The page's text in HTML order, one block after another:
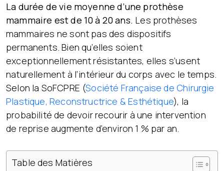
La durée de vie moyenne d’une prothèse
mammaire est de 10 à 20 ans. Les prothèses
mammaires ne sont pas des dispositifs
permanents. Bien qu’elles soient
exceptionnellement résistantes, elles s’usent
naturellement à l’intérieur du corps avec le temps.
Selon la SoFCPRE (Société Française de Chirurgie
Plastique, Reconstructrice & Esthétique), la
probabilité de devoir recourir à une intervention
de reprise augmente d’environ 1 % par an.
Table des Matières